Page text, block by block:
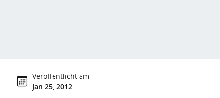
Veröffentlicht am
Jan 25, 2012